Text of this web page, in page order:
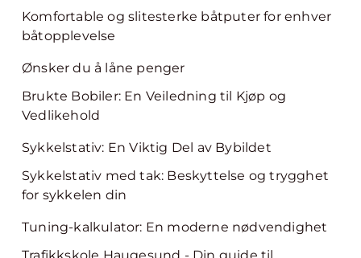
Komfortable og slitesterke båtputer for enhver
båtopplevelse
Ønsker du å låne penger
Brukte Bobiler: En Veiledning til Kjøp og
Vedlikehold
Sykkelstativ: En Viktig Del av Bybildet
Sykkelstativ med tak: Beskyttelse og trygghet
for sykkelen din
Tuning-kalkulator: En moderne nødvendighet